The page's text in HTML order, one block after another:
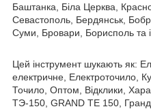
Баштанка, Біла Церква,
Севастополь, Бердянськ,
Суми, Бровари, Борисполь та
Цей інструмент шукають як:
електричне, Електроточило,
Точило, Оптом, Відклики,
ТЭ-150, GRAND ТЕ 150,